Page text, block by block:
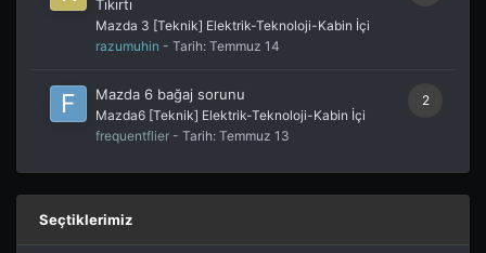
Tıkırtı
Mazda 3 [Teknik] Elektrik-Teknoloji-Kabin İçi
razumuhin - Tarih: Temmuz 14
2
Mazda 6 bağaj sorunu
Mazda6 [Teknik] Elektrik-Teknoloji-Kabin İçi
frequentflier - Tarih: Temmuz 13
Seçtiklerimiz